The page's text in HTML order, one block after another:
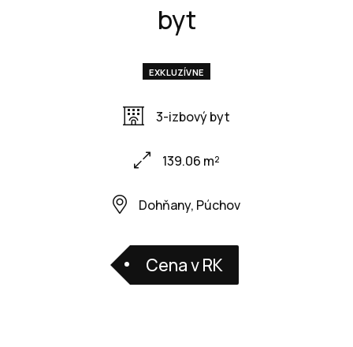
byt
EXKLUZÍVNE
3-izbový byt
139.06 m²
Dohňany, Púchov
Cena v RK